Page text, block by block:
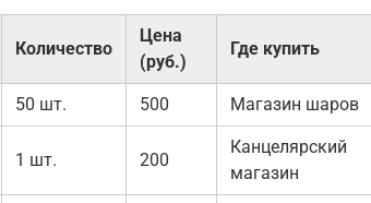
Количество
Цена
(руб.)
Где купить
50 шт. 500 Магазин шаров
1 шт. 200
Канцелярский
магазин